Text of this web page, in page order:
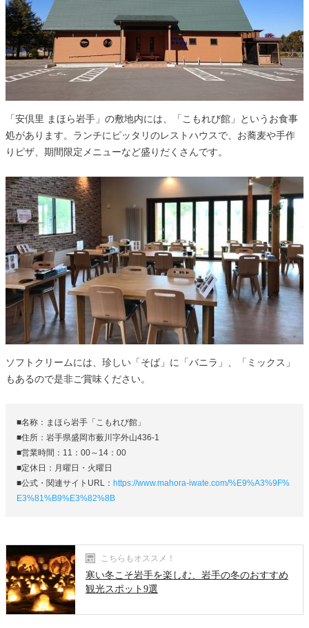
「安倶里 まほら岩手」の敷地内には、「こもれび館」というお食事
処があります。ランチにピッタリのレストハウスで、お蕎麦や手作
りピザ、期間限定メニューなど盛りだくさんです。
ソフトクリームには、珍しい「そば」に「バニラ」、「ミックス」
もあるので是非ご賞味ください。
■名称：まほら岩手「こもれび館」
■住所：岩手県盛岡市薮川字外山436-1
■営業時間：11：00～14：00
■定休日：月曜日・火曜日
■公式・関連サイトURL： https://www.mahora-iwate.com/%E9%A3%9F%
E3%81%B9%E3%82%8B
こちらもオススメ！
寒い冬こそ岩手を楽しむ、岩手の冬のおすすめ
観光スポット9選